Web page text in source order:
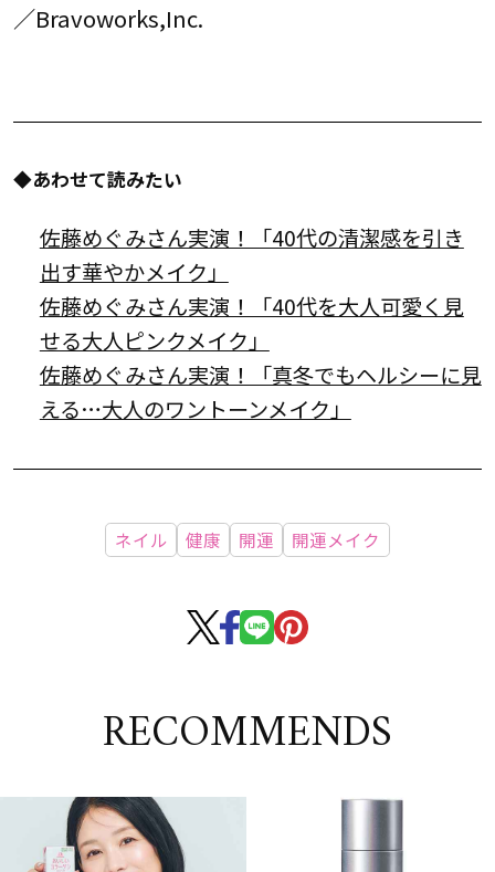
／Bravoworks,Inc.
◆あわせて読みたい
佐藤めぐみさん実演！「40代の清潔感を引き
出す華やかメイク」
佐藤めぐみさん実演！「40代を大人可愛く見
せる大人ピンクメイク」
佐藤めぐみさん実演！「真冬でもヘルシーに見
える…大人のワントーンメイク」
ネイル 健康 開運 開運メイク
RECOMMENDS